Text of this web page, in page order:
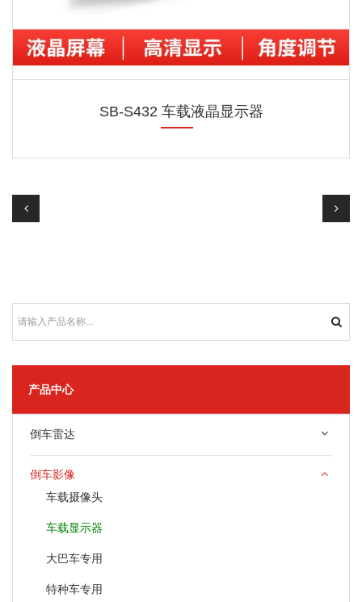
SB-S432 车载液晶显示器
产品中心
倒车雷达
倒车影像
车载摄像头
车载显示器
大巴车专用
特种车专用